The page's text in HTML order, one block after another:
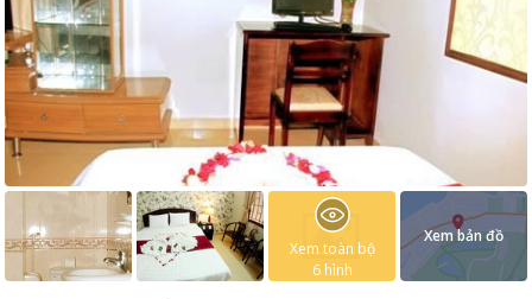
Xem toàn bộ
6 hình
Xem bản đồ